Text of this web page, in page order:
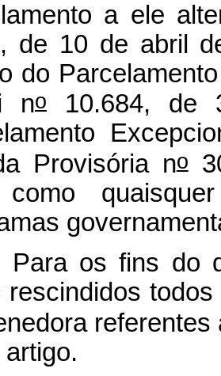
a ele
de 10 de abril
do
no
10.684, de
Provisória no
como
os fins do
rescindidos